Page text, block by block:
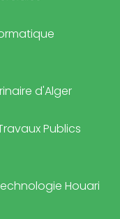
d'Alger
Publics
Houari